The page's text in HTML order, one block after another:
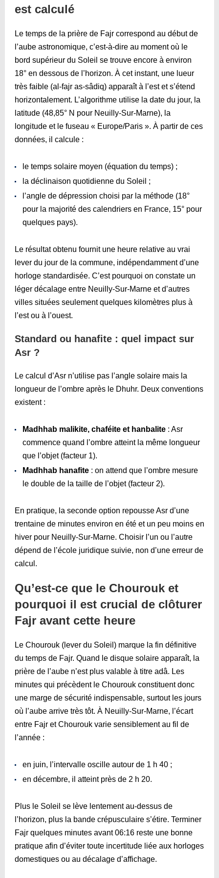
est calculé
Le temps de la prière de Fajr correspond au début de
l’aube astronomique, c’est-à-dire au moment où le
bord supérieur du Soleil se trouve encore à environ
18° en dessous de l’horizon. À cet instant, une lueur
très faible (al-fajr as-sâdiq) apparaît à l’est et s’étend
horizontalement. L’algorithme utilise la date du jour, la
latitude (48,85° N pour Neuilly-Sur-Marne), la
longitude et le fuseau « Europe/Paris ». À partir de ces
données, il calcule :
le temps solaire moyen (équation du temps) ;
la déclinaison quotidienne du Soleil ;
l’angle de dépression choisi par la méthode (18°
pour la majorité des calendriers en France, 15° pour
quelques pays).
Le résultat obtenu fournit une heure relative au vrai
lever du jour de la commune, indépendamment d’une
horloge standardisée. C’est pourquoi on constate un
léger décalage entre Neuilly-Sur-Marne et d’autres
villes situées seulement quelques kilomètres plus à
l’est ou à l’ouest.
Standard ou hanafite : quel impact sur
Asr ?
Le calcul d’Asr n’utilise pas l’angle solaire mais la
longueur de l’ombre après le Dhuhr. Deux conventions
existent :
Madhhab malikite, chaféite et hanbalite : Asr
commence quand l’ombre atteint la même longueur
que l’objet (facteur 1).
Madhhab hanafite : on attend que l’ombre mesure
le double de la taille de l’objet (facteur 2).
En pratique, la seconde option repousse Asr d’une
trentaine de minutes environ en été et un peu moins en
hiver pour Neuilly-Sur-Marne. Choisir l’un ou l’autre
dépend de l’école juridique suivie, non d’une erreur de
calcul.
Qu’est-ce que le Chourouk et
pourquoi il est crucial de clôturer
Fajr avant cette heure
Le Chourouk (lever du Soleil) marque la fin définitive
du temps de Fajr. Quand le disque solaire apparaît, la
prière de l’aube n’est plus valable à titre adâ. Les
minutes qui précèdent le Chourouk constituent donc
une marge de sécurité indispensable, surtout les jours
où l’aube arrive très tôt. À Neuilly-Sur-Marne, l’écart
entre Fajr et Chourouk varie sensiblement au fil de
l’année :
en juin, l’intervalle oscille autour de 1 h 40 ;
en décembre, il atteint près de 2 h 20.
Plus le Soleil se lève lentement au-dessus de
l’horizon, plus la bande crépusculaire s’étire. Terminer
Fajr quelques minutes avant06:16 reste une bonne
pratique afin d’éviter toute incertitude liée aux horloges
domestiques ou au décalage d’affichage.